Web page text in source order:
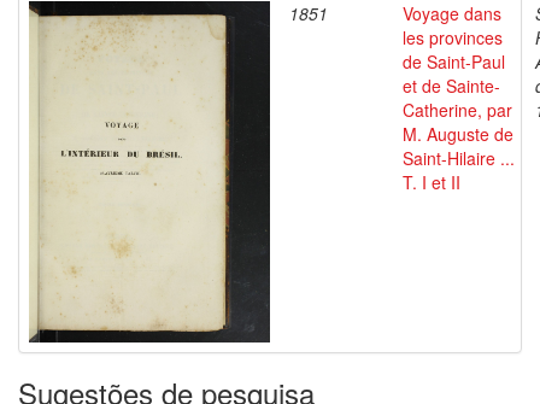
1851
Voyage dans
les provinces
de Saint-Paul
et de Sainte-
Catherine, par
M. Auguste de
Saint-Hilaire ...
T. I et II
Sugestões de pesquisa